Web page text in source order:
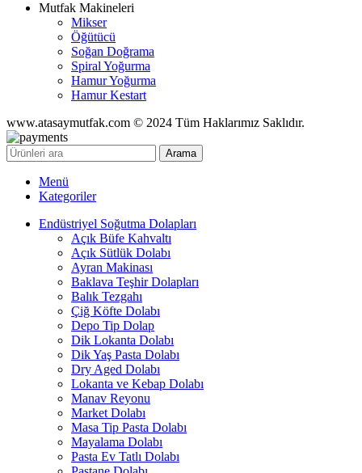
Mutfak Makineleri
Mikser
Öğütücü
Soğan Doğrama
Spiral Yoğurma
Hamur Yoğurma
Hamur Kestart
www.atasaymutfak.com © 2024 Tüm Haklarımız Saklıdır.
Arama
Menü
Kategoriler
Endüstriyel Soğutma Dolapları
Açık Büfe Kahvaltı
Açık Sütlük Dolabı
Ayran Makinası
Baklava Teşhir Dolapları
Balık Tezgahı
Çiğ Köfte Dolabı
Depo Tip Dolap
Dik Lokanta Dolabı
Dik Yaş Pasta Dolabı
Dry Aged Dolabı
Lokanta ve Kebap Dolabı
Manav Reyonu
Market Dolabı
Masa Tip Pasta Dolabı
Mayalama Dolabı
Pasta Ev Tatlı Dolabı